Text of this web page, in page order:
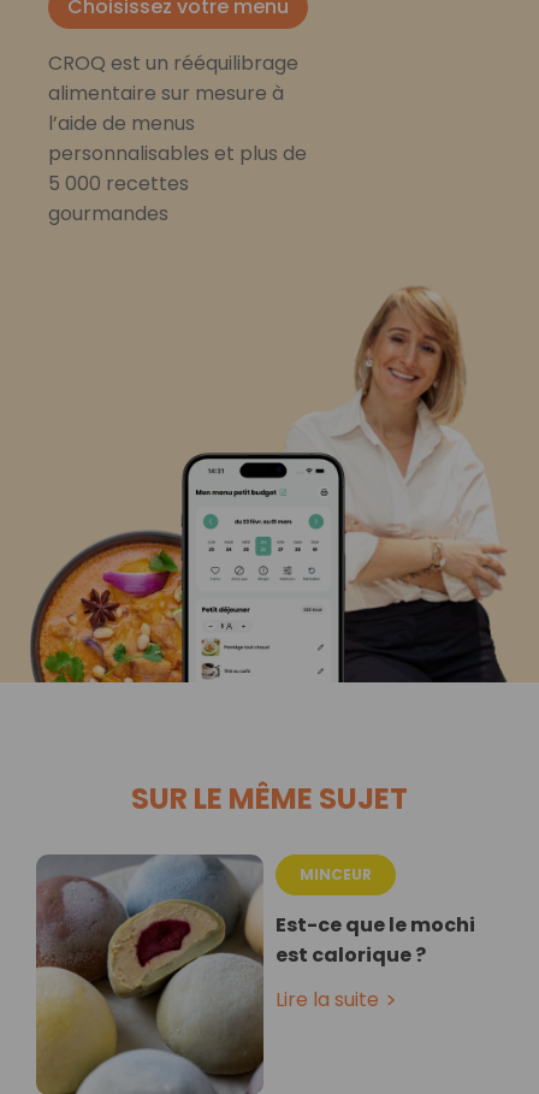
Choisissez votre menu
CROQ est un rééquilibrage
alimentaire sur mesure à
l’aide de menus
personnalisables et plus de
5 000 recettes
gourmandes
SUR LE MÊME SUJET
MINCEUR
Est-ce que le mochi
est calorique ?
Lire la suite